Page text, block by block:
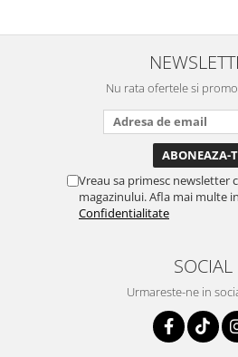
Nu rata ofertele si
Vreau sa primesc newsletter
magazinului. Afla mai multe in
Confidentialitate
SOCIAL
Urmareste-ne in